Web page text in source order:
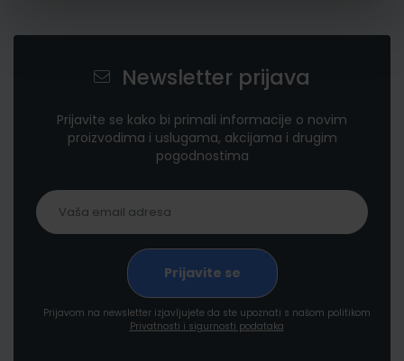
Newsletter prijava
Prijavite se kako bi primali informacije o novim
proizvodima i uslugama, akcijama i drugim
pogodnostima
Prijavom na newsletter izjavljujete da ste upoznati s našom politikom
Privatnosti i sigurnosti podataka